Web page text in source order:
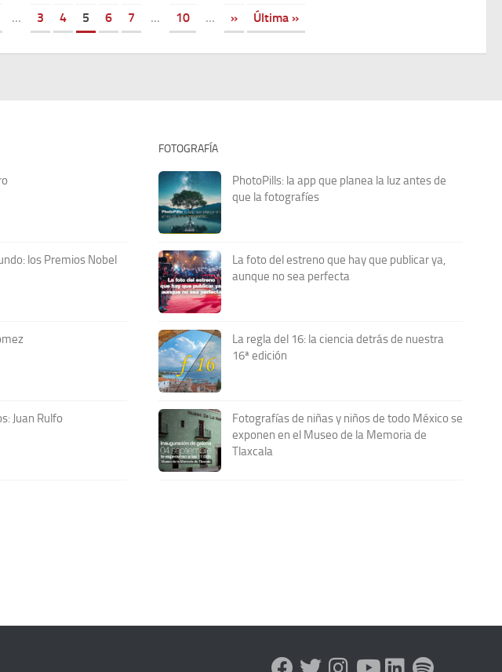
... 3 4 5 6 7 ... 10 ... » Última »
los Premios Nobel
Juan Rulfo
FOTOGRAFÍA
PhotoPills: la app que planea la luz antes de
que la fotografíes
La foto del estreno que hay que publicar ya,
aunque no sea perfecta
La regla del 16: la ciencia detrás de nuestra
16ª edición
Fotografías de niñas y niños de todo México se
exponen en el Museo de la Memoria de
Tlaxcala